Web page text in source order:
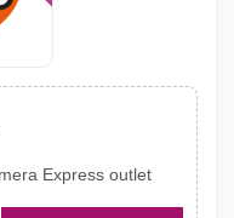
Express outlet